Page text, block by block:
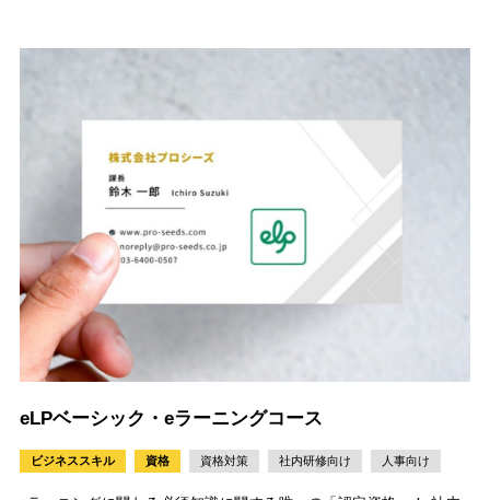
eLPベーシック・eラーニングコース
ビジネススキル 資格 資格対策 社内研修向け 人事向け